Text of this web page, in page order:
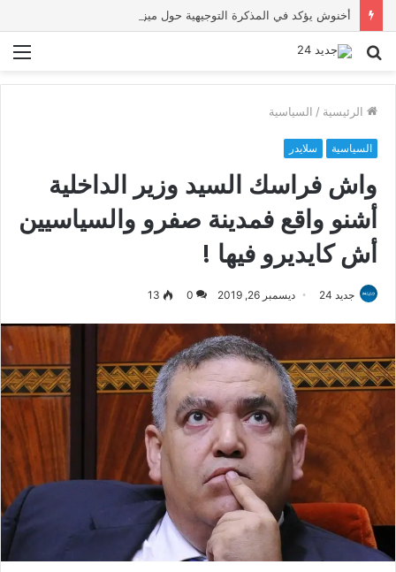
بحث
الرئيسية / السياسية
السياسية سلايدر
واش فراسك السيد وزير الداخلية
أشنو واقع فمدينة صفرو والسياسيين
أش كايديرو فيها !
جديد 24 ديسمبر 26, 2019 0
13